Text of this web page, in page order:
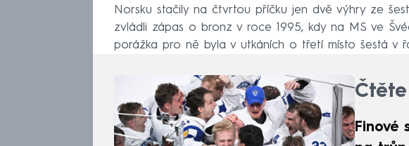
Norsku stačily na čtvrtou příčku jen dvě výhry ze
zvládli zápas o bronz v roce 1995, kdy na MS ve
porážka pro ně byla v utkáních o třetí místo šestá v
Finové